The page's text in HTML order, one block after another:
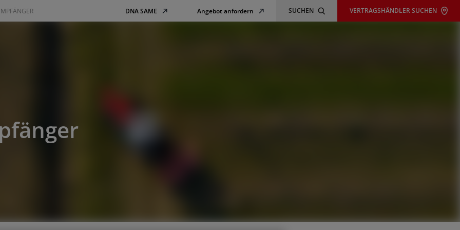
DNA SAME Angebot anfordern SUCHEN VERTRAGSHÄNDLER SUCHEN